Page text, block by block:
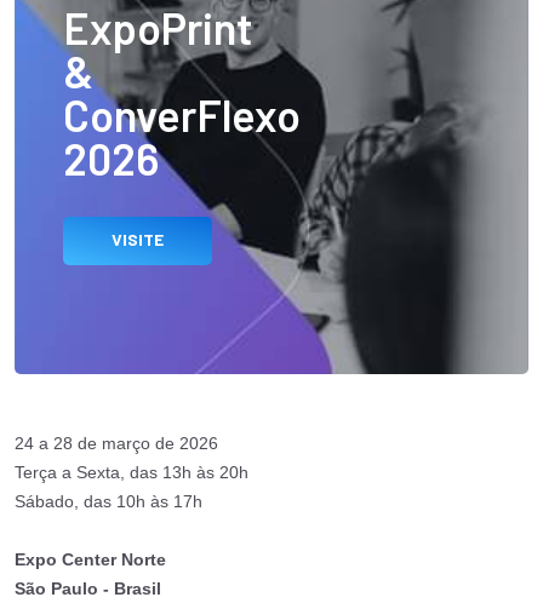
ExpoPrint
&
ConverFlexo
2026
VISITE
24 a 28 de março de 2026
Terça a Sexta, das 13h às 20h
Sábado, das 10h às 17h
Expo Center Norte
São Paulo - Brasil